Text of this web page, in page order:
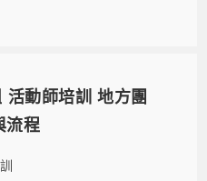
動師培訓 地方團
流程